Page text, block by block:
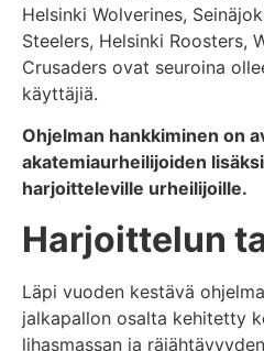
Helsinki Wolverines,
Steelers, Helsinki Roosters,
Crusaders ovat seuroina
käyttäjiä.
Ohjelman hankkiminen on
akatemiaurheilijoiden
harjoitteleville urheilijoille.
Harjoittelun
Läpi vuoden kestävä
jalkapallon osalta kehitetty
lihasmassan ja